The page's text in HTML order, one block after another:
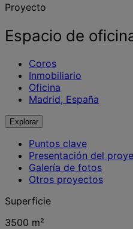
noticias
opiniones
Proyecto
Espacio de
Coros
Inmobiliario
Oficina
Madrid, España
Explorar
Puntos clave
Presentación del
Galería de fotos
Otros proyectos
Superficie
3500 m²